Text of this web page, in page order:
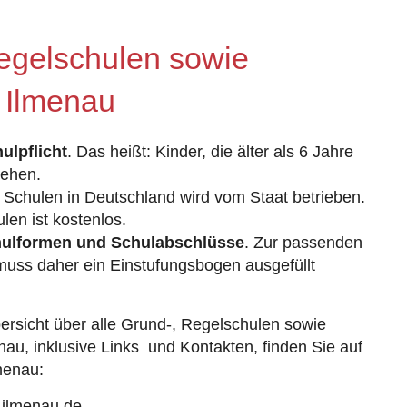
sowie
. Das heißt: Kinder, die älter als 6 Jahre
in Deutschland wird vom Staat betrieben.
ist kostenlos.
und Schulabschlüsse. Zur passenden
daher ein Einstufungsbogen ausgefüllt
über alle Grund-, Regelschulen sowie
inklusive Links und Kontakten, finden Sie auf